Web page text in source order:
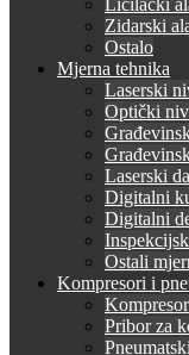
Ličilački
Zidarski
Ostalo
Mjerna tehnika
Laserski
Optički
Laserski
Digitalni
Digitalni
Ostali
Kompresori i
Pribor za